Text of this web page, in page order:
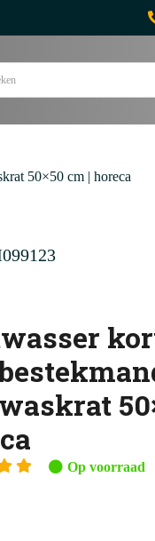
50×50 cm | horeca
Op voorraad